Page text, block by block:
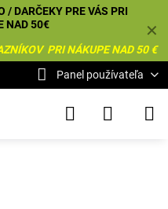
✕
/ DARČEKY PRE VÁS PRI
NAD 50€
PRI NÁKUPE NAD 50 €
Panel používateľa